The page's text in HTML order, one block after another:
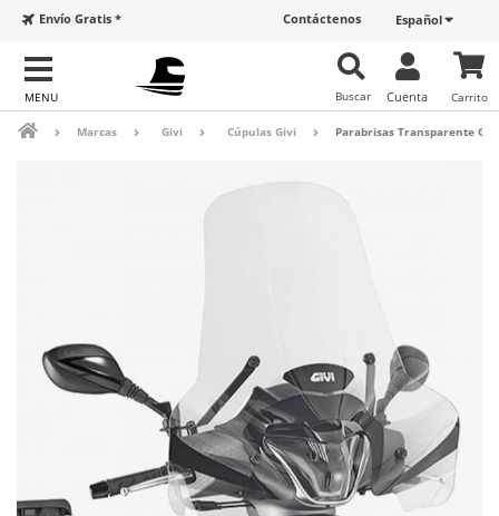
Español
Contáctenos
Envío Gratis *
Carrito
Cuenta
Buscar
Marcas Givi Cúpulas Givi Parabrisas Transparente